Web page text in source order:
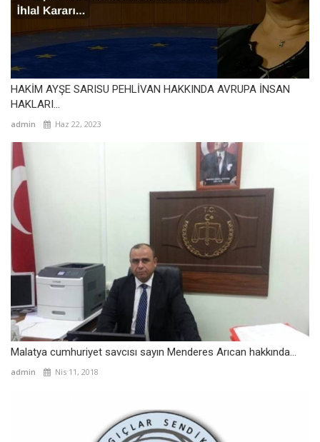
HAKİM AYŞE SARISU PEHLİVAN HAKKINDA AVRUPA İNSAN
HAKLARI...
admin Haz 22, 2023
Malatya cumhuriyet savcısı sayın Menderes Arıcan hakkında...
admin Nis 11, 2018